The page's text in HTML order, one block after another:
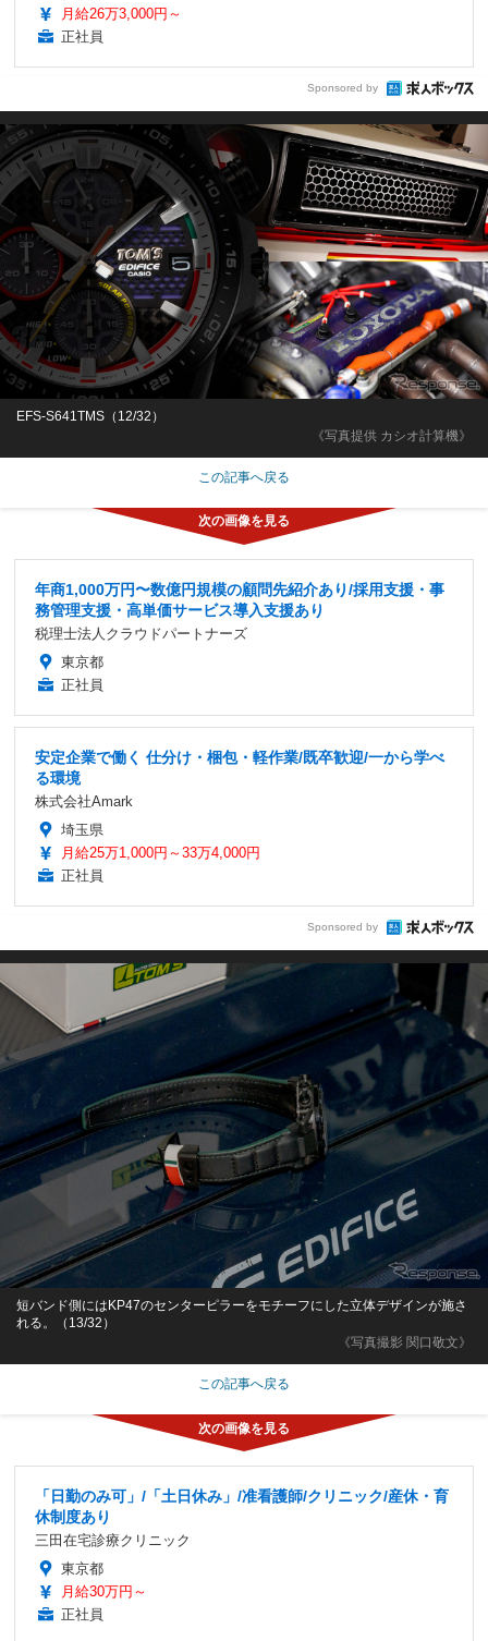
月給26万3,000円～
正社員
Sponsored by
《写真提供 カシオ計算機》
EFS-S641TMS（12/32）
この記事へ戻る
年商1,000万円〜数億円規模の顧問先紹介あり/採用支援・事
務管理支援・高単価サービス導入支援あり
税理士法人クラウドパートナーズ
東京都
正社員
安定企業で働く 仕分け・梱包・軽作業/既卒歓迎/一から学べ
る環境
株式会社Amark
埼玉県
月給25万1,000円～33万4,000円
正社員
Sponsored by
《写真撮影 関口敬文》
短バンド側にはKP47のセンターピラーをモチーフにした立体デザインが施さ
れる。（13/32）
この記事へ戻る
「日勤のみ可」/「土日休み」/准看護師/クリニック/産休・育
休制度あり
三田在宅診療クリニック
東京都
月給30万円～
正社員